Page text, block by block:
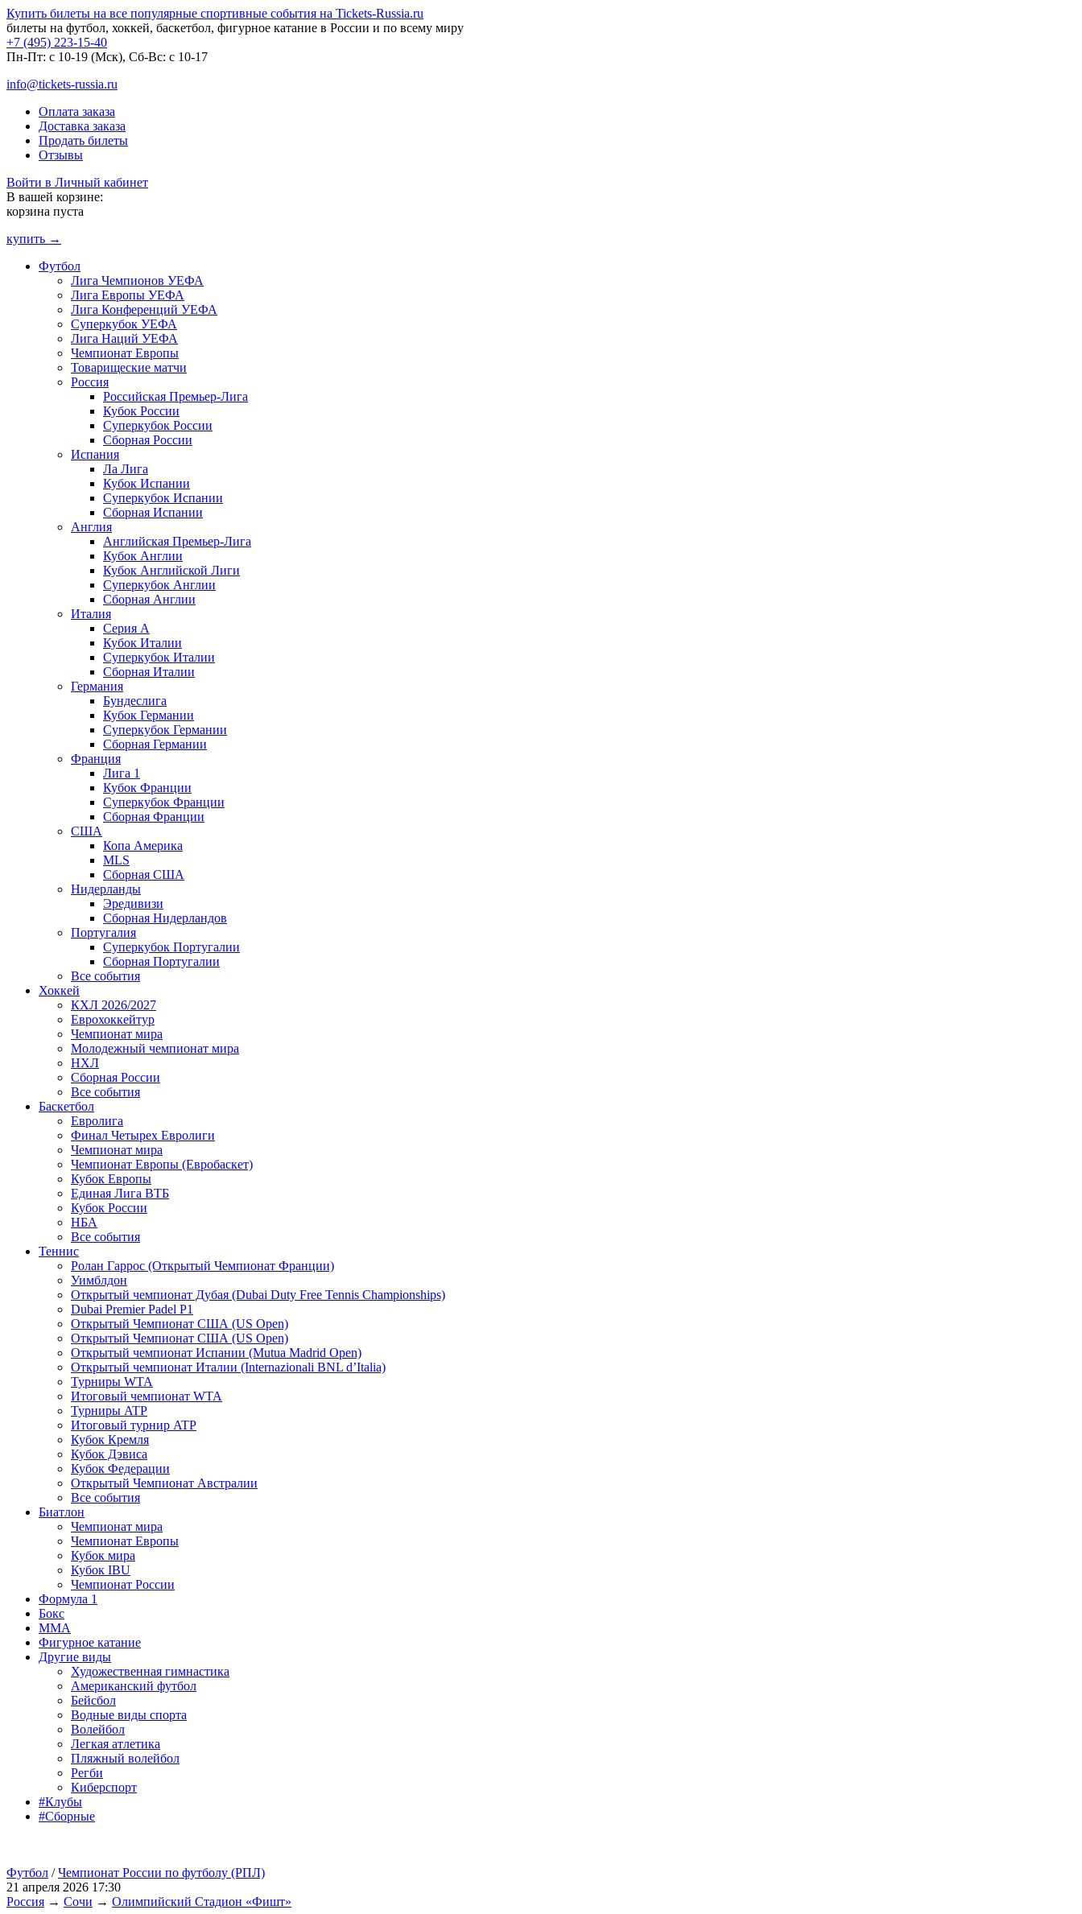
Купить билеты на все популярные спортивные события на Tickets-Russia.ru
билеты на футбол, хоккей, баскетбол, фигурное катание в России и по всему миру
+7 (495) 223-15-40
Пн-Пт: c 10-19 (Мск), Сб-Вс: с 10-17
info@tickets-russia.ru
Оплата заказа
Доставка заказа
Продать билеты
Отзывы
Войти в Личный кабинет
В вашей корзине:
корзина пуста
купить →
Футбол
Лига Чемпионов УЕФА
Лига Европы УЕФА
Лига Конференций УЕФА
Суперкубок УЕФА
Лига Наций УЕФА
Чемпионат Европы
Товарищеские матчи
Россия
Российская Премьер-Лига
Кубок России
Суперкубок России
Сборная России
Испания
Ла Лига
Кубок Испании
Суперкубок Испании
Сборная Испании
Англия
Английская Премьер-Лига
Кубок Англии
Кубок Английской Лиги
Суперкубок Англии
Сборная Англии
Италия
Серия А
Кубок Италии
Суперкубок Италии
Сборная Италии
Германия
Бундеслига
Кубок Германии
Суперкубок Германии
Сборная Германии
Франция
Лига 1
Кубок Франции
Суперкубок Франции
Сборная Франции
США
Копа Америка
MLS
Сборная США
Нидерланды
Эредивизи
Сборная Нидерландов
Португалия
Суперкубок Португалии
Сборная Португалии
Все события
Хоккей
КХЛ 2026/2027
Еврохоккейтур
Чемпионат мира
Молодежный чемпионат мира
НХЛ
Сборная России
Все события
Баскетбол
Евролига
Финал Четырех Евролиги
Чемпионат мира
Чемпионат Европы (Евробаскет)
Кубок Европы
Единая Лига ВТБ
Кубок России
НБА
Все события
Теннис
Ролан Гаррос (Открытый Чемпионат Франции)
Уимблдон
Открытый чемпионат Дубая (Dubai Duty Free Tennis Championships)
Dubai Premier Padel P1
Открытый Чемпионат США (US Open)
Открытый Чемпионат США (US Open)
Открытый чемпионат Испании (Mutua Madrid Open)
Открытый чемпионат Италии (Internazionali BNL d’Italia)
Турниры WTA
Итоговый чемпионат WTA
Турниры ATP
Итоговый турнир ATP
Кубок Кремля
Кубок Дэвиса
Кубок Федерации
Открытый Чемпионат Австралии
Все события
Биатлон
Чемпионат мира
Чемпионат Европы
Кубок мира
Кубок IBU
Чемпионат России
Формула 1
Бокс
MMA
Фигурное катание
Другие виды
Художественная гимнастика
Американский футбол
Бейсбол
Водные виды спорта
Волейбол
Легкая атлетика
Пляжный волейбол
Регби
Киберспорт
#Клубы
#Сборные
Футбол /Чемпионат России по футболу (РПЛ)
21 апреля 2026 17:30
Россия → Сочи → Олимпийский Стадион «Фишт»